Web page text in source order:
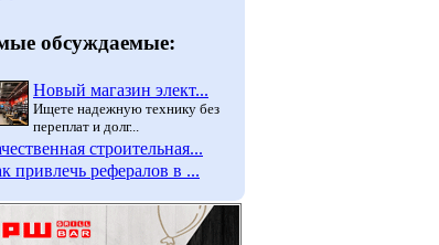
обсуждаемые:
Новый магазин элект...
Ищете надежную технику без
переплат и долг...
строительная...
привлечь рефералов в ...